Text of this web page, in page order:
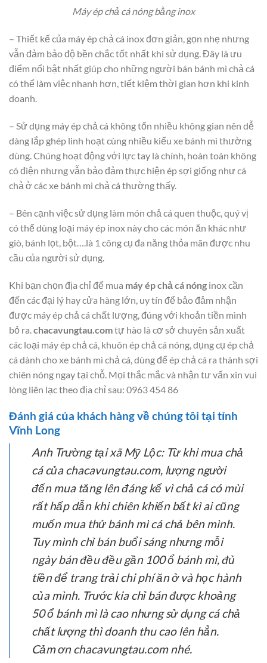
Máy ép chả cá nóng bằng inox
– Thiết kế của máy ép chả cá inox đơn giản, gọn nhẹ nhưng
vẫn đảm bảo độ bền chắc tốt nhất khi sử dụng. Đây là ưu
điểm nổi bật nhất giúp cho những người bán bánh mì chả cá
có thể làm việc nhanh hơn, tiết kiệm thời gian hơn khi kinh
doanh.
– Sử dụng máy ép chả cá không tốn nhiều không gian nên dễ
dàng lắp ghép linh hoạt cùng nhiều kiểu xe bánh mì thường
dùng. Chúng hoạt động với lực tay là chính, hoàn toàn không
có điện nhưng vẫn bảo đảm thực hiện ép sợi giống như cá
chả ở các xe bánh mì chả cá thường thấy.
– Bên cạnh việc sử dụng làm món chả cá quen thuộc, quý vị
có thể dùng loại máy ép inox này cho các món ăn khác như
giò, bánh lọt, bột….là 1 công cụ đa năng thỏa mãn được nhu
cầu của người sử dụng.
Khi bạn chọn địa chỉ để mua máy ép chả cá nóng inox cần
đến các đại lý hay cửa hàng lớn, uy tín để bảo đảm nhận
được máy ép chả cá chất lượng, đúng với khoản tiền mình
bỏ ra. chacavungtau.comtự hào là cơ sở chuyên sản xuất
các loại máy ép chả cá, khuôn ép chả cá nóng, dụng cụ ép chả
cá dành cho xe bánh mì chả cá, dùng để ép chả cá ra thành sợi
chiên nóng ngay tại chỗ. Mọi thắc mắc và nhận tư vấn xin vui
lòng liên lạc theo địa chỉ sau: 0963 454 86
Đánh giá của khách hàng về chúng tôi tại tỉnh
Vĩnh Long
Anh Trường tại xã Mỹ Lộc:Từ khi mua chả
cá của chacavungtau.com, lượng người
đến mua tăng lên đáng kể vì chả cá có mùi
rất hấp dẫn khi chiên khiến bất kì ai cũng
muốn mua thử bánh mì cá chả bên mình.
Tuy mình chỉ bán buổi sáng nhưng mỗi
ngày bán đều đều gần 100 ổ bánh mì, đủ
tiền để trang trải chi phí ăn ở và học hành
của mình. Trước kia chỉ bán được khoảng
50 ổ bánh mì là cao nhưng sử dụng cá chả
chất lượng thì doanh thu cao lên hẳn.
Cảm ơn chacavungtau.com nhé.